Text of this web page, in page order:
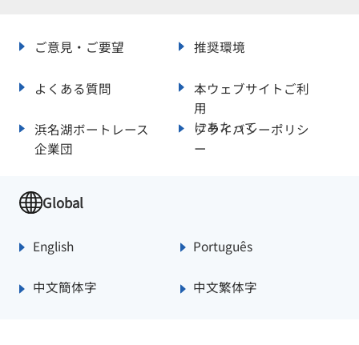
ご意見・ご要望 推奨環境
よくある質問
本ウェブサイトご利
用
にあたって
浜名湖ボートレース
企業団
プライバシーポリシ
ー
Global
English Português
中文簡体字 中文繁体字